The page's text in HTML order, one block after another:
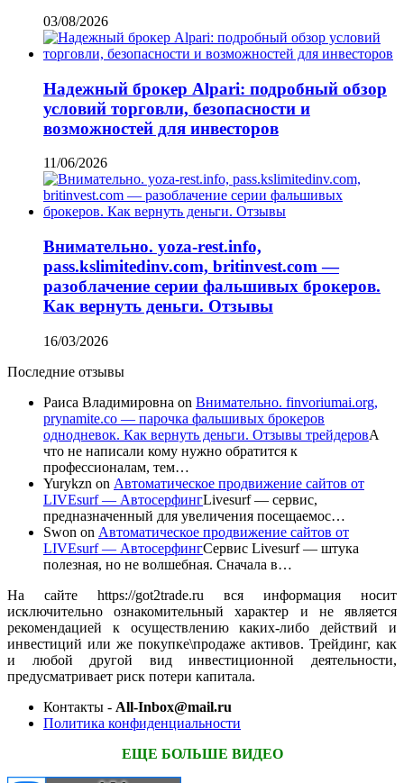
03/08/2026
Надежный брокер Alpari: подробный обзор
условий торговли, безопасности и
возможностей для инвесторов
11/06/2026
Внимательно. yoza-rest.info,
pass.kslimitedinv.com, britinvest.com —
разоблачение серии фальшивых брокеров.
Как вернуть деньги. Отзывы
16/03/2026
Последние отзывы
Раиса Владимировна on Внимательно. finvoriumai.org,
prynamite.co — парочка фальшивых брокеров
однодневок. Как вернуть деньги. Отзывы трейдеровА
что не написали кому нужно обратится к
профессионалам, тем…
Yurykzn on Автоматическое продвижение сайтов от
LIVEsurf — АвтосерфингLivesurf — сервис,
предназначенный для увеличения посещаемос…
Swon on Автоматическое продвижение сайтов от
LIVEsurf — АвтосерфингСервис Livesurf — штука
полезная, но не волшебная. Сначала в…
На сайте https://got2trade.ru вся информация носит
исключительно ознакомительный характер и не является
рекомендацией к осуществлению каких-либо действий и
инвестиций или же покупке\продаже активов. Трейдинг, как
и любой другой вид инвестиционной деятельности,
предусматривает риск потери капитала.
Контакты - All-Inbox@mail.ru
Политика конфиденциальности
ЕЩЕ БОЛЬШЕ ВИДЕО